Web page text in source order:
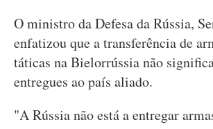
O ministro da Defesa da Rússia,
enfatizou que a transferência de
táticas na Bielorrússia não
entregues ao país aliado.
"A Rússia não está a entregar